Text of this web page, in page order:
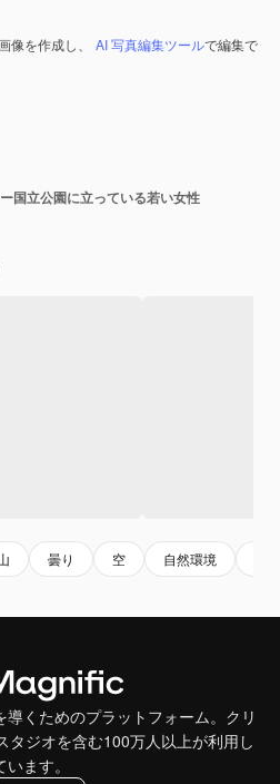
像を作成し、 AI 写真編集ツールで編集で
国立公園に立っている若い女性
曇り 空 自然環境
くためのプラットフォーム。クリ
タジオを含む100万人以上が利用し
います。